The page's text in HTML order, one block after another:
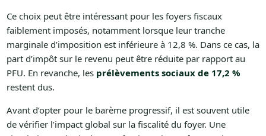
Ce choix peut être intéressant pour les foyers fiscaux
faiblement imposés, notamment lorsque leur tranche
marginale d’imposition est inférieure à 12,8 %. Dans ce cas, la
part d’impôt sur le revenu peut être réduite par rapport au
PFU. En revanche, les prélèvements sociaux de 17,2 %
restent dus.
Avant d’opter pour le barème progressif, il est souvent utile
de vérifier l’impact global sur la fiscalité du foyer. Une